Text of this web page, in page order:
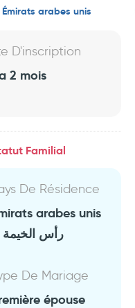
Émirats arabes unis
D'inscription
2 mois
Familial
De Résidence
arabes unis
رأس الخيمة
De Mariage
épouse